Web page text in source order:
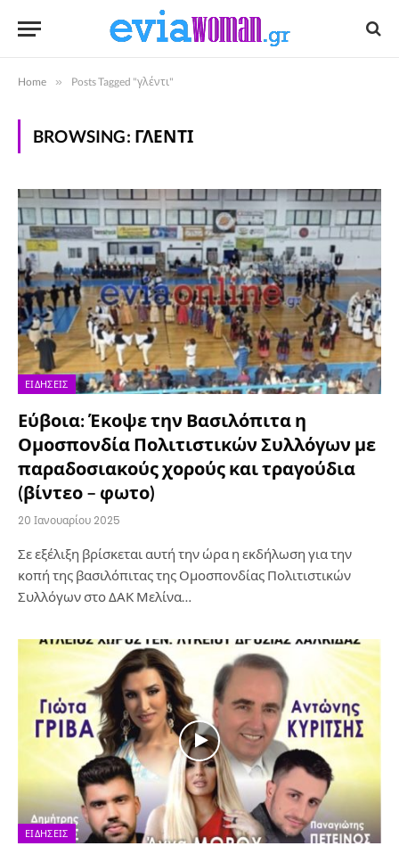
Home » Posts Tagged "γλέντι"
BROWSING: ΓΛΈΝΤΙ
ΕΙΔΉΣΕΙΣ
Εύβοια: Έκοψε την Βασιλόπιτα η
Ομοσπονδία Πολιτιστικών Συλλόγων με
παραδοσιακούς χορούς και τραγούδια
(βίντεο – φωτο)
20 Ιανουαρίου 2025
Σε εξέλιξη βρίσκεται αυτή την ώρα η εκδήλωση για την
κοπή της βασιλόπιτας της Ομοσπονδίας Πολιτιστικών
Συλλόγων στο ΔΑΚ Μελίνα…
ΕΙΔΉΣΕΙΣ